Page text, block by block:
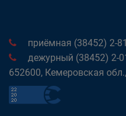
приёмная (38452) 2-
дежурный (38452) 2-
652600, Кемеровская